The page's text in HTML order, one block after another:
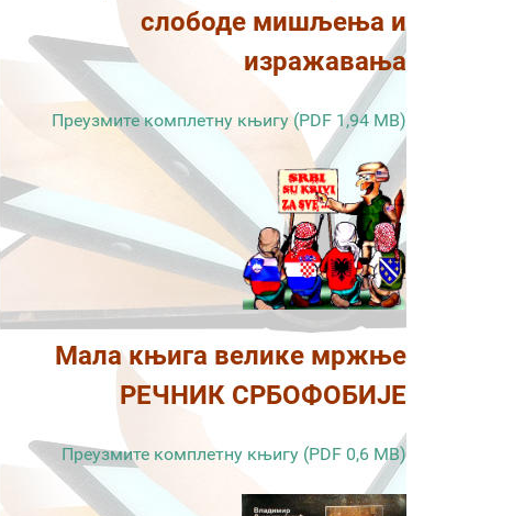
слободе мишљења и
изражавања
Преузмите комплетну књигу (PDF 1,94 MB)
Мала књига велике мржње
РЕЧНИК СРБОФОБИЈЕ
Преузмите комплетну књигу (PDF 0,6 MB)